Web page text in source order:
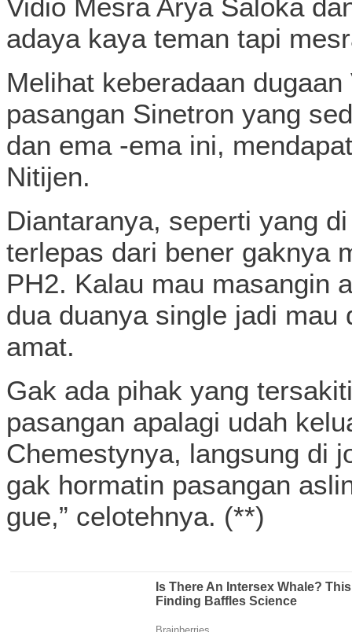
Vidio Mesra Arya Saloka
adaya kaya teman tapi
Melihat keberadaan
pasangan Sinetron yang
dan ema -ema ini,
Nitijen.
Diantaranya, seperti yang
terlepas dari bener gaknya
PH2. Kalau mau masangin
dua duanya single jadi mau
amat.
Gak ada pihak yang
pasangan apalagi udah
Chemestynya, langsung di
gak hormatin pasangan
gue,” celotehnya. (**)